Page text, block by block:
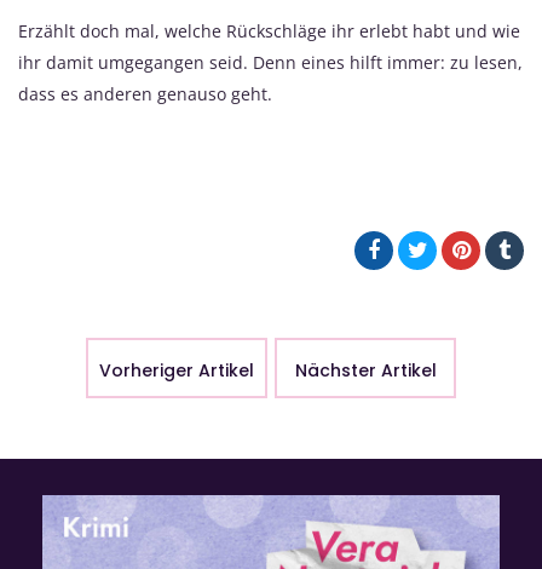
Erzählt doch mal, welche Rückschläge ihr erlebt habt und wie
ihr damit umgegangen seid. Denn eines hilft immer: zu lesen,
dass es anderen genauso geht.
Vorheriger Artikel Nächster Artikel